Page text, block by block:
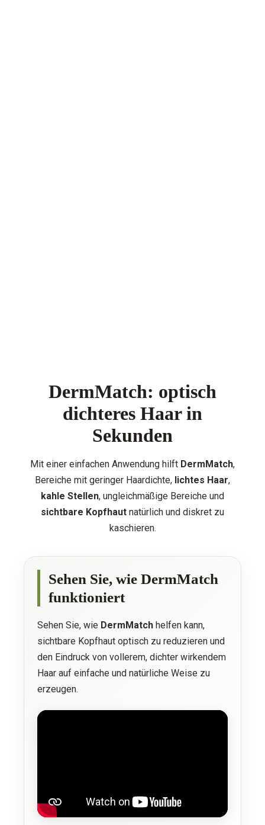
DermMatch: optisch
dichteres Haar in
Sekunden
Mit einer einfachen Anwendung hilft DermMatch,
Bereiche mit geringer Haardichte, lichtes Haar,
kahle Stellen, ungleichmäßige Bereiche und
sichtbare Kopfhaut natürlich und diskret zu
kaschieren.
Sehen Sie, wie DermMatch
funktioniert
Sehen Sie, wie DermMatch helfen kann,
sichtbare Kopfhaut optisch zu reduzieren und
den Eindruck von vollerem, dichter wirkendem
Haar auf einfache und natürliche Weise zu
erzeugen.